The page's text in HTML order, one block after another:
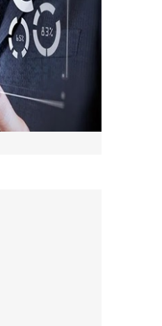
系统
融系统
证福费廷系统